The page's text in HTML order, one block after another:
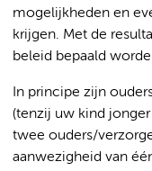
mogelijkheden en
krijgen. Met de
beleid bepaald
In principe zijn
(tenzij uw kind jonger
twee ouders/
aanwezigheid van